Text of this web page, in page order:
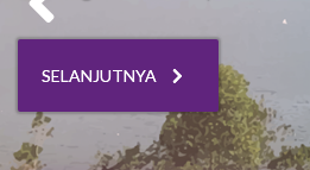
SELANJUTNYA